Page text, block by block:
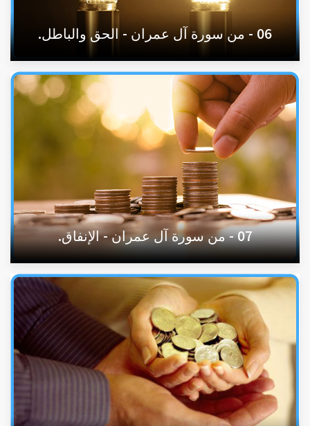
06 - من سورة آل عمران - الحق والباطل.
07 - من سورة آل عمران - الإنفاق.